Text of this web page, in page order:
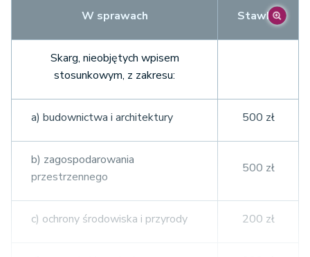
d) radiofonii i telewizji
10.000
e) publicznego obrotu papierami
wartościowymi
10.000
zł
f) działalności bankowej
zł
g) ubezpieczeń bezpośrednich i
10.000
W sprawach Stawka
Skarg, nieobjętych wpisem
stosunkowym, z zakresu:
a) budownictwa i architektury 500 zł
b) zagospodarowania
przestrzennego
500 zł
c) ochrony środowiska i przyrody 200 zł